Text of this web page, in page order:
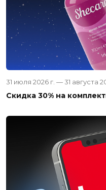
31 июля 2026 г. — 31 августа
Скидка 30% на